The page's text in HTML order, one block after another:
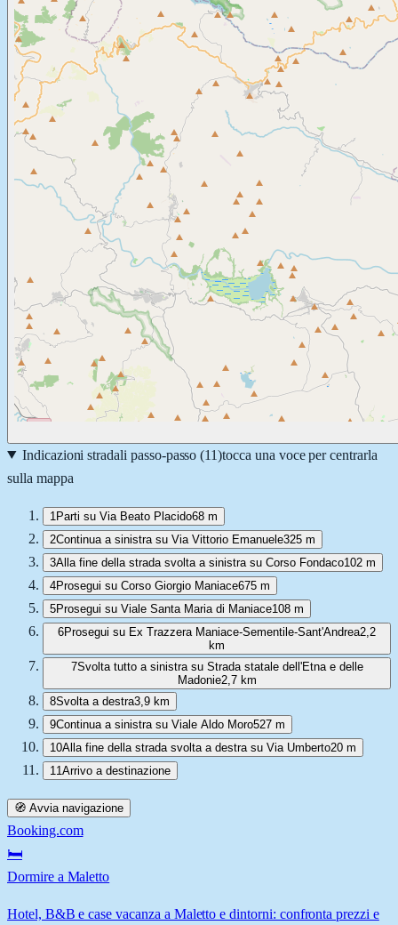
Indicazioni stradali passo-passo (11)tocca una voce per centrarla
sulla mappa
1 Parti su Via Beato Placido68 m
2Continua a sinistra su Via Vittorio Emanuele325 m
3Alla fine della strada svolta a sinistra su Corso Fondaco102 m
4Prosegui su Corso Giorgio Maniace675 m
5Prosegui su Viale Santa Maria di Maniace108 m
6Prosegui su Ex Trazzera Maniace-Sementile-Sant'Andrea2,2
km
7Svolta tutto a sinistra su Strada statale dell'Etna e delle
Madonie2,7 km
8Svolta a destra3,9 km
9Continua a sinistra su Viale Aldo Moro527 m
10Alla fine della strada svolta a destra su Via Umberto20 m
11Arrivo a destinazione
🧭 Avvia navigazione
Booking.com
🛏️
Dormire a Maletto
Hotel, B&B e case vacanza a Maletto e dintorni: confronta prezzi e